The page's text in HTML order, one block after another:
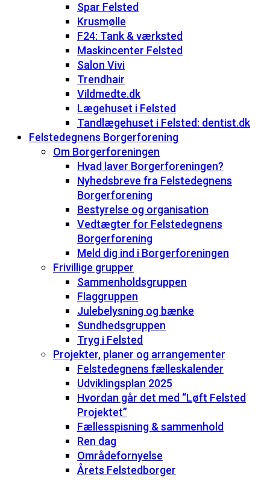
Spar Felsted
Krusmølle
F24: Tank & værksted
Maskincenter Felsted
Salon Vivi
Trendhair
Vildmedte.dk
Lægehuset i Felsted
Tandlægehuset i Felsted: dentist.dk
Felstedegnens Borgerforening
Om Borgerforeningen
Hvad laver Borgerforeningen?
Nyhedsbreve fra Felstedegnens
Borgerforening
Bestyrelse og organisation
Vedtægter for Felstedegnens
Borgerforening
Meld dig ind i Borgerforeningen
Frivillige grupper
Sammenholdsgruppen
Flaggruppen
Julebelysning og bænke
Sundhedsgruppen
Tryg i Felsted
Projekter, planer og arrangementer
Felstedegnens fælleskalender
Udviklingsplan 2025
Hvordan går det med “Løft Felsted
Projektet”
Fællesspisning & sammenhold
Ren dag
Områdefornyelse
Årets Felstedborger